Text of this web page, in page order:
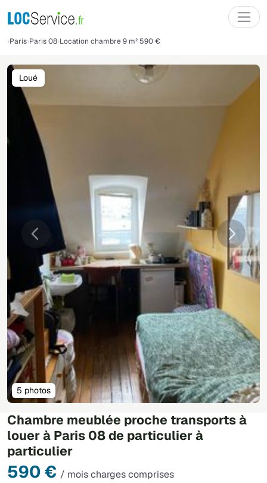
Paris Paris 08 Location chambre 9 m² 590 €
Chambre meublée proche transports à
louer à Paris 08 de particulier à
particulier
590 € / mois charges comprises
Précédente
5 photos
Loué